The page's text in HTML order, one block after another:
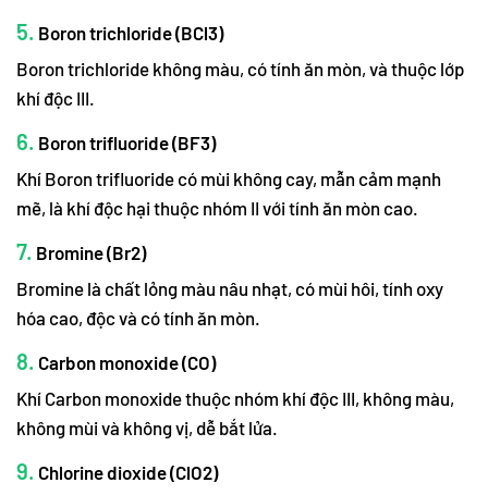
5. Boron trichloride (BCl3)
Boron trichloride không màu, có tính ăn mòn, và thuộc lớp
khí độc III.
6. Boron trifluoride (BF3)
Khí Boron trifluoride có mùi không cay, mẫn cảm mạnh
mẽ, là khí độc hại thuộc nhóm II với tính ăn mòn cao.
7. Bromine (Br2)
Bromine là chất lỏng màu nâu nhạt, có mùi hôi, tính oxy
hóa cao, độc và có tính ăn mòn.
8. Carbon monoxide (CO)
Khí Carbon monoxide thuộc nhóm khí độc III, không màu,
không mùi và không vị, dễ bắt lửa.
9. Chlorine dioxide (ClO2)